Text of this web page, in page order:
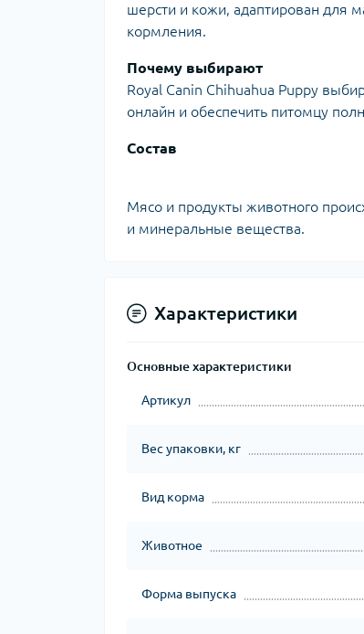
шерсти и кожи, адаптирован для
кормления.
Почему выбирают
Royal Canin Chihuahua Puppy
онлайн и обеспечить питомцу
Состав
Мясо и продукты животного
и минеральные вещества.
Характеристики
Основные характеристики
Артикул
Вес упаковки, кг
Вид корма
Животное
Форма выпуска